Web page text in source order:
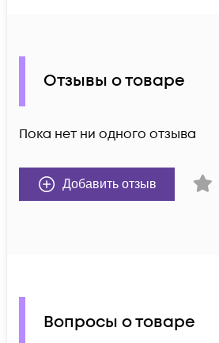
Отзывы о товаре
Пока нет ни одного отзыва
Добавить отзыв
Вопросы о товаре